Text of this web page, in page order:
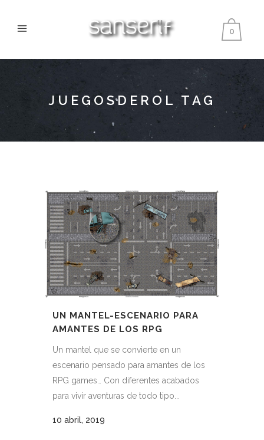
0
JUEGOSDEROL TAG
UN MANTEL-ESCENARIO PARA
AMANTES DE LOS RPG
Un mantel que se convierte en un
escenario pensado para amantes de los
RPG games… Con diferentes acabados
para vivir aventuras de todo tipo...
10 abril, 2019